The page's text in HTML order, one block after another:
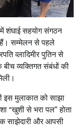
में शंघाई सहयोग संगठन
सम्मेलन से पहले
व्लादिमीर पुतिन से
बीच व्यक्तिगत संबंधों की
इस मुलाकात को साझा
“खुशी से भरा पल” होता
साझेदारी और आपसी